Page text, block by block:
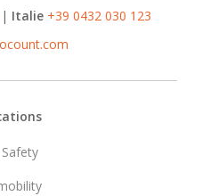
| Italie +39 0432 030 123